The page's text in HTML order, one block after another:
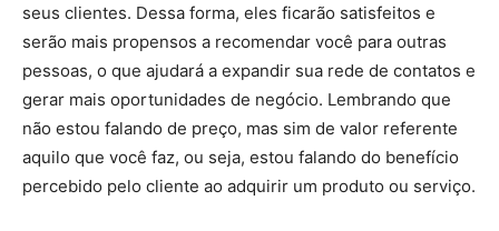
seus clientes. Dessa forma, eles ficarão satisfeitos e
serão mais propensos a recomendar você para outras
pessoas, o que ajudará a expandir sua rede de contatos e
gerar mais oportunidades de negócio. Lembrando que
não estou falando de preço, mas sim de valor referente
aquilo que você faz, ou seja, estou falando do benefício
percebido pelo cliente ao adquirir um produto ou serviço.